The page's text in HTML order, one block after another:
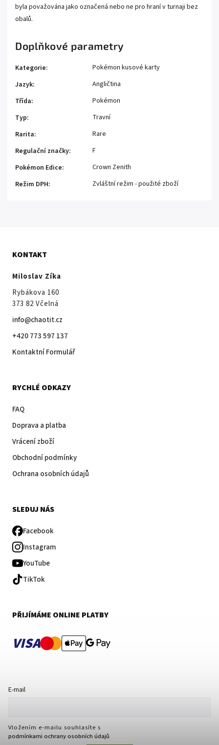
byla považována jako označená nebo ne pro hraní v turnaji bez
obalů.
Doplňkové parametry
Kategorie:
Pokémon kusové karty
Jazyk:
Angličtina
Třída:
Pokémon
Typ:
Travní
Rarita:
Rare
Regulační značky:
F
Pokémon Edice:
Crown Zenith
Režim DPH: Zvláštní režim - použité zboží
KONTAKT
Miloslav Zíka
Rybákova 160
373 82 Včelná
info@chaotit.cz
+420 773 597 137
Kontaktní Formulář
RYCHLÉ ODKAZY
FAQ
Doprava a platba
Vrácení zboží
Obchodní podmínky
Ochrana osobních údajů
SLEDUJ NÁS
Facebook
Instagram
YouTube
TikTok
PŘIJÍMÁME ONLINE PLATBY
VISA
E-mail
Vložením e-mailu souhlasíte s
podmínkami ochrany osobních údajů